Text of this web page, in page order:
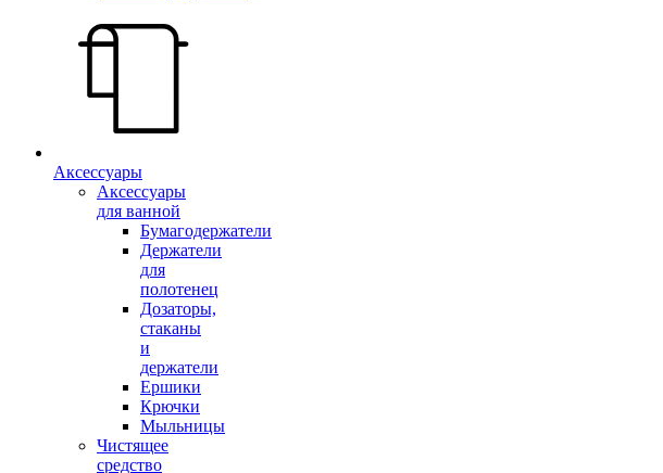
Аксессуары
Аксессуары
для ванной
Бумагодержатели
Держатели
для
полотенец
Дозаторы,
стаканы
и
держатели
Ершики
Крючки
Мыльницы
Чистящее
средство